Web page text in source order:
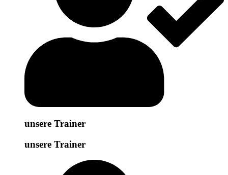
unsere Trainer
unsere Trainer